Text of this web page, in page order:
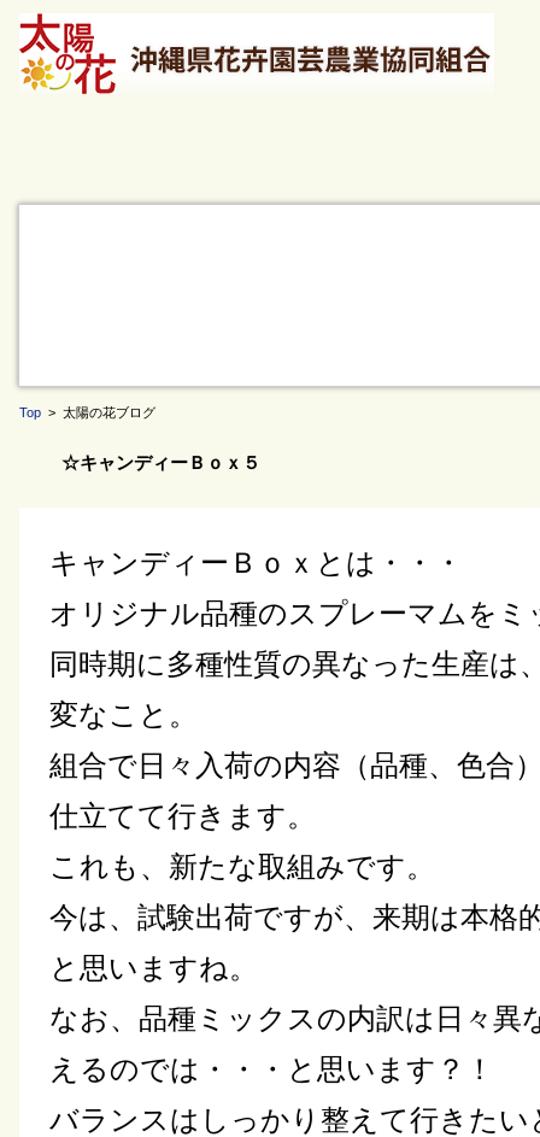
Top > 太陽の花ブログ
☆キャンディーＢｏｘ５
キャンディーＢｏｘとは・・・
オリジナル品種のスプレーマムを
同時期に多種性質の異なった生産は
変なこと。
組合で日々入荷の内容（品種、色合
仕立てて行きます。
これも、新たな取組みです。
今は、試験出荷ですが、来期は本格
と思いますね。
なお、品種ミックスの内訳は日々異
えるのでは・・・と思います？！
バランスはしっかり整えて行きたい